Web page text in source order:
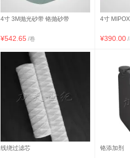
4寸 3M抛光砂带 铬抛砂带
¥542.65 /卷
4寸
¥390.00 /
线绕过滤芯 铬添加剂